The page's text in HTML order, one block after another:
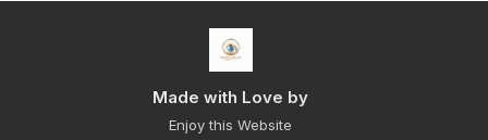
Made with Love by
Enjoy this Website